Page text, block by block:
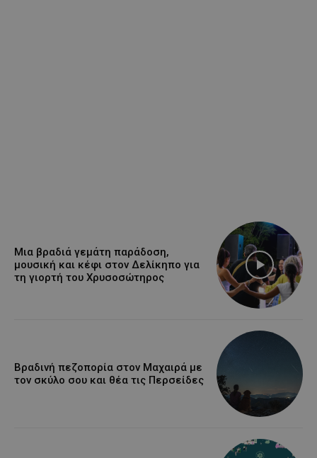
Μια βραδιά γεμάτη παράδοση,
μουσική και κέφι στον Δελίκηπο για
τη γιορτή του Χρυσοσώτηρος
Βραδινή πεζοπορία στον Μαχαιρά με
τον σκύλο σου και θέα τις Περσείδες